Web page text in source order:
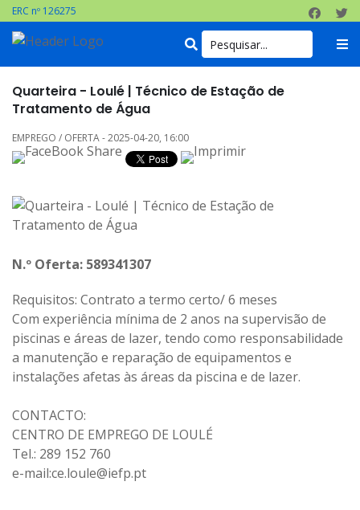
ERC nº 126275
Quarteira - Loulé | Técnico de Estação de
Tratamento de Água
EMPREGO / OFERTA - 2025-04-20, 16:00
N.º Oferta: 589341307
Requisitos: Contrato a termo certo/ 6 meses
Com experiência mínima de 2 anos na supervisão de
piscinas e áreas de lazer, tendo como responsabilidade
a manutenção e reparação de equipamentos e
instalações afetas às áreas da piscina e de lazer.
CONTACTO:
CENTRO DE EMPREGO DE LOULÉ
Tel.: 289 152 760
e-mail:ce.loule@iefp.pt